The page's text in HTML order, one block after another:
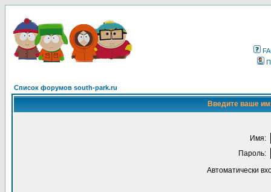
Список форумов south-park.ru
Введите ваше
Имя:
Пароль:
Автоматически